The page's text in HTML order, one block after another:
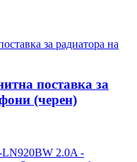
поставка за
(черен)